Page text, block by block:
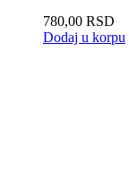
780,00 RSD
Dodaj u korpu